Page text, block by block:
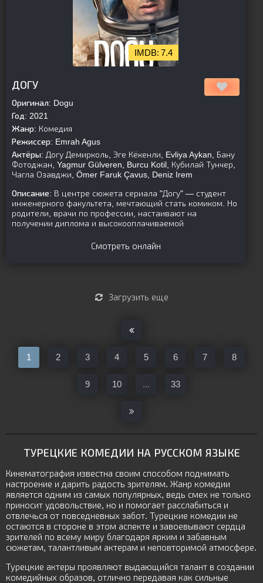
ТУРЕЦКИЕ КОМЕДИИ НА РУССКОМ ЯЗЫКЕ
Кинематография известна своим способом поднимать
настроение и дарить радость зрителям. Жанр комедии
является одним из самых популярных, ведь смех не только
приносит удовольствие, но и помогает расслабиться и
отвлечься от повседневных забот. Турецкие комедии не
остаются в стороне в этом аспекте и завоевывают сердца
зрителей по всему миру благодаря ярким и забавным
сюжетам, талантливым актерам и неповторимой атмосфере.
Турецкие актеры проявляют выдающийся талант в создании
комедийных образов, отлично передавая как сильные
7.4
ДОГУ
Оригинал: Dogu
Год: 2021
Жанр: Комедия
Режиссер: Emrah Agus
Актёры: Догу Демирколь, Эге Кёкенли, Evliya Aykan, Бану
Фотоджан, Yagmur Gülveren, Burcu Kotil, Кубилай Тунчер,
Чагла Озавджи, Ömer Faruk Çavus, Deniz Irem
Описание: В центре сюжета сериала "Догу" — студент
инженерного факультета, мечтающий стать комиком. Но
родители, врачи по профессии, настаивают на
получении диплома и высокооплачиваемой
Смотреть онлайн
Загрузить еще
1 2 3 4 5 6 7 8
9 10 ... 33